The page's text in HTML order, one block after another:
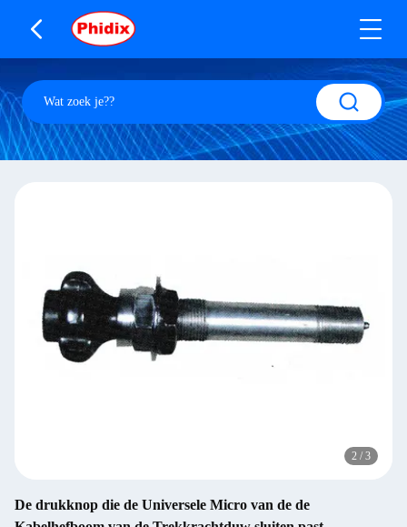
2 / 3
De drukknop die de Universele Micro van de de